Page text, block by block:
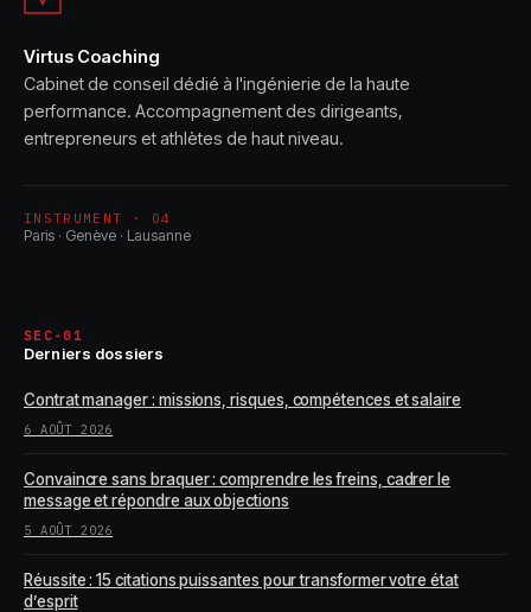
Virtus Coaching
Cabinet de conseil dédié à l'ingénierie de la haute
performance. Accompagnement des dirigeants,
entrepreneurs et athlètes de haut niveau.
INSTRUMENT · 04
Paris · Genève · Lausanne
SEC-01
Derniers dossiers
Contrat manager : missions, risques, compétences et salaire
6 AOÛT 2026
Convaincre sans braquer : comprendre les freins, cadrer le
message et répondre aux objections
5 AOÛT 2026
Réussite : 15 citations puissantes pour transformer votre état
d’esprit